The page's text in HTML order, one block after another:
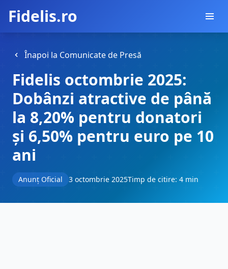
Fidelis.ro
Înapoi la Comunicate de Presă
Fidelis octombrie 2025:
Dobânzi atractive de până
la 8,20% pentru donatori
și 6,50% pentru euro pe 10
ani
Anunț Oficial 3 octombrie 2025Timp de citire: 4 min